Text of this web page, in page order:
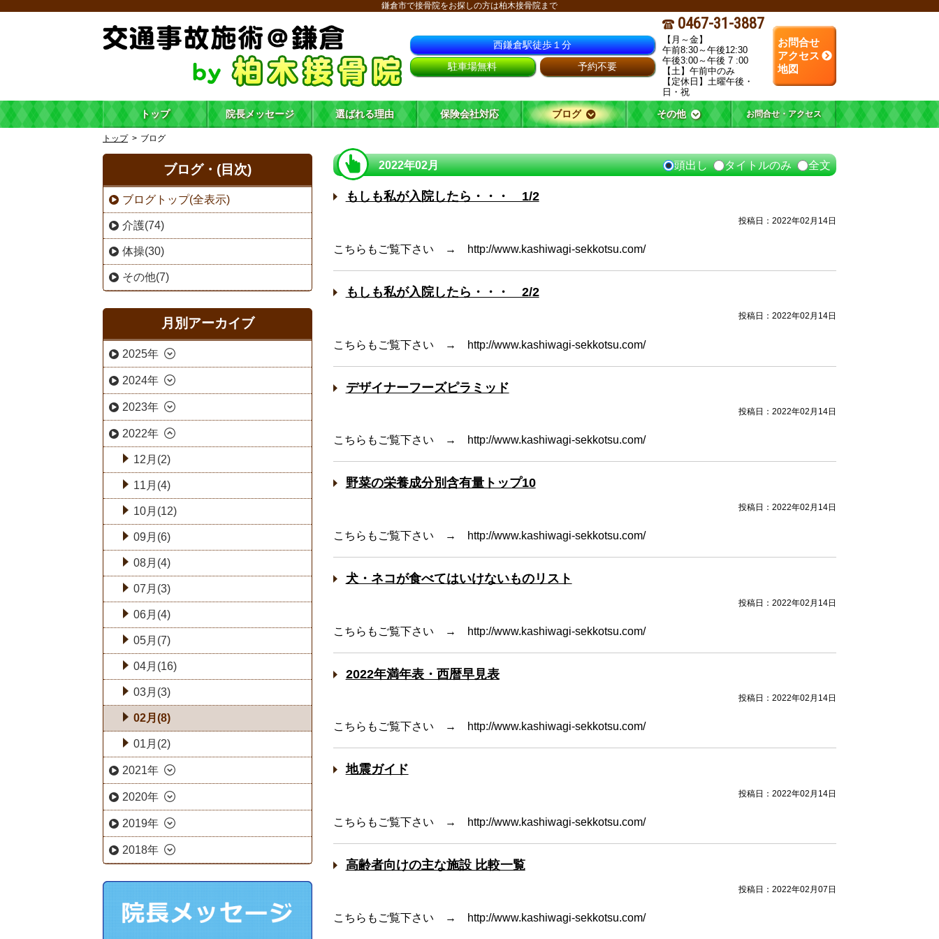
鎌倉市で接骨院をお探しの方は柏木接骨院まで
西鎌倉駅徒歩１分
駐車場無料
予約不要
0467-31-3887
【月～金】
午前8:30～午後12:30
午後3:00～午後 7 :00
【土】午前中のみ
【定休日】土曜午後・
日・祝
お問合せ
アクセス
地図
トップ 院長メッセージ 選ばれる理由 保険会社対応 ブログ その他 お問合せ・アクセス
トップ ブログ
2022年02月 頭出し タイトルのみ 全文
もしも私が入院したら・・・ 1/2
投稿日：2022年02月14日
こちらもご覧下さい → http://www.kashiwagi-sekkotsu.com/
もしも私が入院したら・・・ 2/2
投稿日：2022年02月14日
こちらもご覧下さい → http://www.kashiwagi-sekkotsu.com/
デザイナーフーズピラミッド
投稿日：2022年02月14日
こちらもご覧下さい → http://www.kashiwagi-sekkotsu.com/
野菜の栄養成分別含有量トップ10
投稿日：2022年02月14日
こちらもご覧下さい → http://www.kashiwagi-sekkotsu.com/
犬・ネコが食べてはいけないものリスト
投稿日：2022年02月14日
こちらもご覧下さい → http://www.kashiwagi-sekkotsu.com/
2022年満年表・西暦早見表
投稿日：2022年02月14日
こちらもご覧下さい → http://www.kashiwagi-sekkotsu.com/
地震ガイド
投稿日：2022年02月14日
こちらもご覧下さい → http://www.kashiwagi-sekkotsu.com/
高齢者向けの主な施設 比較一覧
投稿日：2022年02月07日
こちらもご覧下さい → http://www.kashiwagi-sekkotsu.com/
ブログ・(目次)
ブログトップ(全表示)
介護(74)
体操(30)
その他(7)
月別アーカイブ
2025年
2024年
2023年
2022年
12月(2)
11月(4)
10月(12)
09月(6)
08月(4)
07月(3)
06月(4)
05月(7)
04月(16)
03月(3)
02月(8)
01月(2)
2021年
2020年
2019年
2018年